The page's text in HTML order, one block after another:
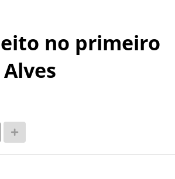
no primeiro